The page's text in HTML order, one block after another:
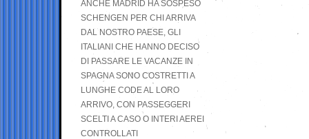
ANCHE MADRID HA SOSPESO
SCHENGEN PER CHI ARRIVA
DAL NOSTRO PAESE, GLI
ITALIANI CHE HANNO DECISO
DI PASSARE LE VACANZE IN
SPAGNA SONO COSTRETTI A
LUNGHE CODE AL LORO
ARRIVO, CON PASSEGGERI
SCELTI A CASO O INTERI AEREI
CONTROLLATI